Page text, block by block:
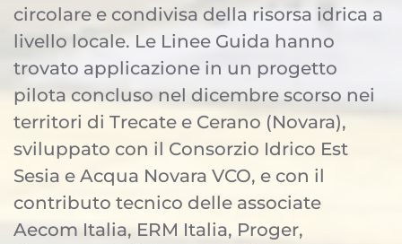
circolare e condivisa della risorsa idrica a
livello locale. Le Linee Guida hanno
trovato applicazione in un progetto
pilota concluso nel dicembre scorso nei
territori di Trecate e Cerano (Novara),
sviluppato con il Consorzio Idrico Est
Sesia e Acqua Novara VCO, e con il
contributo tecnico delle associate
Aecom Italia, ERM Italia, Proger,